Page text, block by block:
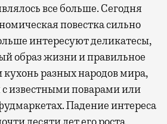
все больше. Сегодня
повестка сильно
интересуют деликатесы,
образ жизни и правильное
разных народов мира,
известными поварами или
Падение интереса